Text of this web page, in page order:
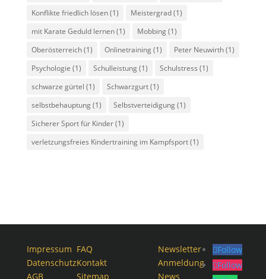
Konflikte friedlich lösen(1) Meistergrad(1)
mit Karate Geduld lernen(1) Mobbing(1)
Oberösterreich(1) Onlinetraining(1) Peter Neuwirth(1)
Psychologie (1) Schulleistung(1) Schulstress (1)
schwarze gürtel (1) Schwarzgurt(1)
selbstbehauptung(1) Selbstverteidigung(1)
Sicherer Sport für Kinder(1)
verletzungsfreies Kindertraining im Kampfsport(1)
Impressum
Datenschutz
AGB
FAQ
Kontakt
Sitemap
Newsletter
Anmeldung
News
Follow
Follow